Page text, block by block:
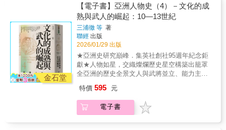
刻反思。
結，才能更明白日本野球的運動哲學。作家、
歷史研究者與棒球愛好者朱宥任，以淺顯易
懂、生動活潑的筆觸，將豐富的日本野球史料
與相關研究成果，重新梳理、編織為一本熱情
動人的日本野球誕生記，並把文字與數據化為
穿越時空、宛如親臨現場的賽事轉播。不管你
是一日球迷還是資深老粉，讓這本書帶你隨時
加入朝聖日本野球聖地與名將生命史的野球之
【列名應援】周思齊／前中信兄弟球員蕭莉綾
／山羊兄弟管理李艾純／體育主播、《MOMO
瘋運動》製作人王啟恩／《Hito大聯盟》主持人
李秉昇／《Hito大聯盟》主持人、主播鄭凱駿／
中華職棒數據網站「野球革命Rebas」營運長
史經驗時，「同文同種」似乎是虛幻而不切實
際的政治口號，甚至被視為日本包藏禍心的罪
證。但是，為何這種虛幻的政治口號能夠說服
許多人呢？弄清「同文同種」的虛與實，才可
了解各方人士如何藉此達成目的。 白岩龍
平（1870-1942）是日本實業家，也是近代日本
支那通。透過他的經歷，了解日本人在清末民
初時期如何以調查活動拓展在中國的事業，提
供日本的外交政策建言，分析中國的政局，使
日本進一步達成所想要的經濟與商業目
後的虛與實呈現的畫面，了解日本藉文化因素
將「同文同種」包裝成經濟語言，以白岩龍平
的生平，來詮釋「同文同種」理念與中日關係
金石堂
【電子書】亞洲人物史（4）－文化的成
熟與武人的崛起：10—13世紀
三浦徹 等 著
聯經 出版
2026/01/29 出版
★亞洲史研究巔峰．集英社創社95週年紀念鉅
獻★人物如星，交織燦爛歷史星空構築出籠罩
全亞洲的歷史全景文人與武將並立、能力主義
原道長：平安時代權臣，以攝關政治鞏固貴族
秩序，奠定院政體制的基礎。• 司馬光：史學家
與政治家，以《資治通鑑》建立新的歷史敘事
特價 595 元
電子書